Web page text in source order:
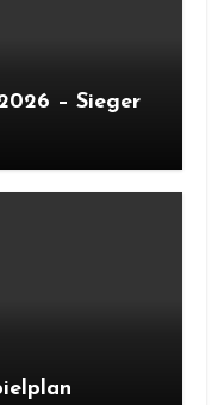
– Sieger